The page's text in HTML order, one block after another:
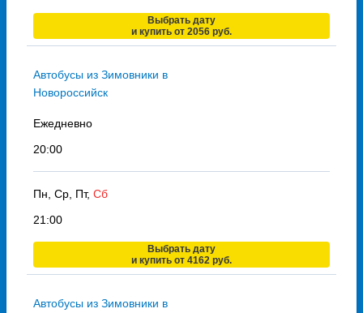
Выбрать дату
и купить от 2056 руб.
Автобусы из Зимовники в
Новороссийск
Ежедневно
20:00
Пн, Ср, Пт, Сб
21:00
Выбрать дату
и купить от 4162 руб.
Автобусы из Зимовники в